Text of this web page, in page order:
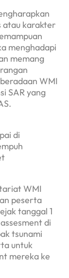
atau karakter
menghadapi
memang
WMI
SAR yang
di
WMI
peserta
tanggal 1
di
tsunami
untuk
mereka ke